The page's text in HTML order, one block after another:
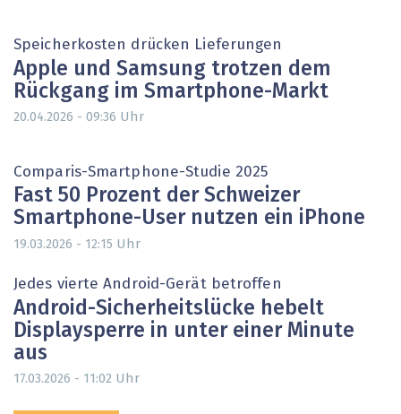
Speicherkosten drücken Lieferungen
Apple und Samsung trotzen dem
Rückgang im Smartphone-Markt
20.04.2026 - 09:36 Uhr
Comparis-Smartphone-Studie 2025
Fast 50 Prozent der Schweizer
Smartphone-User nutzen ein iPhone
19.03.2026 - 12:15 Uhr
Jedes vierte Android-Gerät betroffen
Android-Sicherheitslücke hebelt
Displaysperre in unter einer Minute
aus
17.03.2026 - 11:02 Uhr